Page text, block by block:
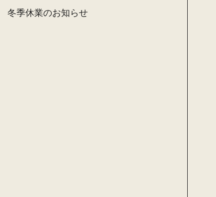
冬季休業のお知らせ